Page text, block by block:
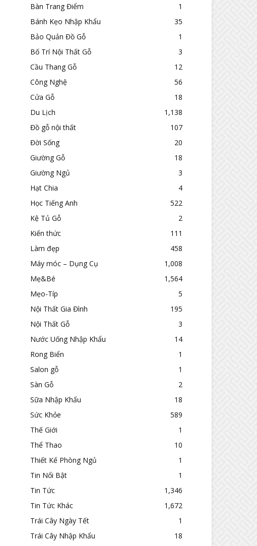
Bàn Trang Điểm
1
Bánh Kẹo Nhập Khẩu
35
Bảo Quản Đồ Gỗ
1
Bố Trí Nội Thất Gỗ
3
Cầu Thang Gỗ
12
Công Nghệ
56
Cửa Gỗ
18
Du Lịch
1,138
Đồ gỗ nội thất
107
Đời Sống
20
Giường Gỗ
18
Giường Ngủ
3
Hạt Chia
4
Học Tiếng Anh
522
Kệ Tủ Gỗ
2
Kiến thức
111
Làm đẹp
458
Máy móc – Dụng Cụ
1,008
Mẹ&Bé
1,564
Mẹo-Típ
5
Nội Thất Gia Đình
195
Nội Thất Gỗ
3
Nước Uống Nhập Khẩu
14
Rong Biển
1
Salon gỗ
1
Sàn Gỗ
2
Sữa Nhập Khẩu
18
Sức Khỏe
589
Thế Giới
1
Thể Thao
10
Thiết Kế Phòng Ngủ
1
Tin Nổi Bật
1
Tin Tức
1,346
Tin Tức Khác
1,672
Trái Cây Ngày Tết
1
Trái Cây Nhập Khẩu
18